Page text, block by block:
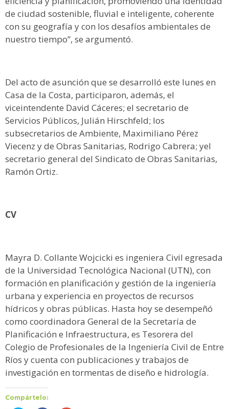
de ciudad sostenible, fluvial e inteligente, coherente
con su geografía y con los desafíos ambientales de
nuestro tiempo”, se argumentó.
Del acto de asunción que se desarrolló este lunes en
Casa de la Costa, participaron, además, el
viceintendente David Cáceres; el secretario de
Servicios Públicos, Julián Hirschfeld; los
subsecretarios de Ambiente, Maximiliano Pérez
Viecenz y de Obras Sanitarias, Rodrigo Cabrera; yel
secretario general del Sindicato de Obras Sanitarias,
Ramón Ortiz.
CV
Mayra D. Collante Wojcicki es ingeniera Civil egresada
de la Universidad Tecnológica Nacional (UTN), con
formación en planificación y gestión de la ingeniería
urbana y experiencia en proyectos de recursos
hídricos y obras públicas. Hasta hoy se desempeñó
como coordinadora General de la Secretaría de
Planificación e Infraestructura, es Tesorera del
Colegio de Profesionales de la Ingeniería Civil de Entre
Ríos y cuenta con publicaciones y trabajos de
investigación en tormentas de diseño e hidrología.
Compártelo: